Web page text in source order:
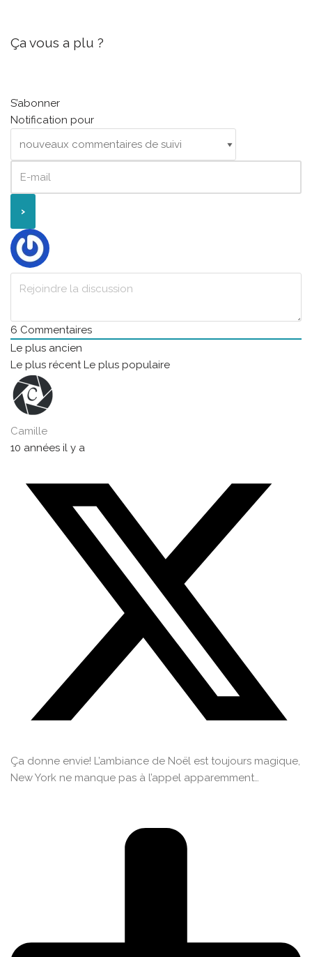
Ça vous a plu ?
S’abonner
Notification pour
6 Commentaires
Le plus ancien
Le plus récent Le plus populaire
Camille
10 années il y a
Ça donne envie! L’ambiance de Noël est toujours magique,
New York ne manque pas à l’appel apparemment…